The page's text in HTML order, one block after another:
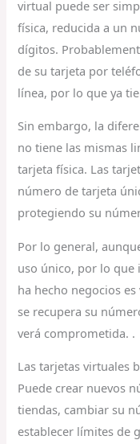
virtual puede ser
física, reducida a un
dígitos.
de su tarjeta por
línea, por lo que ya
Sin embargo, la
no tiene las mismas
tarjeta física. Las
número de tarjeta
protegiendo su
Por lo general,
uso único, por lo que
ha hecho negocios
se recupera su
verá comprometida. .
Las tarjetas virtuales
Puede crear nuevos
tiendas, cambiar su
establecer límites de